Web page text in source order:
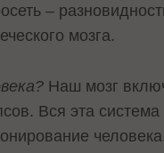
–
мозга.
Наш мозг
Вся эта
человека.